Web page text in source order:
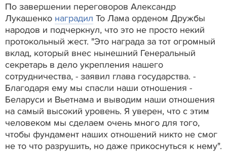
По завершении переговоров Александр
Лукашенко наградил То Лама орденом Дружбы
народов и подчеркнул, что это не просто некий
протокольный жест. "Это награда за тот огромный
вклад, который внес нынешний Генеральный
секретарь в дело укрепления нашего
сотрудничества, - заявил глава государства. -
Благодаря ему мы спасли наши отношения -
Беларуси и Вьетнама и выводим наши отношения
на самый высокий уровень. Я уверен, что с этим
человеком мы сделаем очень много для того,
чтобы фундамент наших отношений никто не смог
не то что разрушить, но даже прикоснуться к нему".